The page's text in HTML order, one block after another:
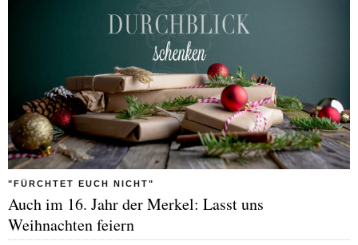
"FÜRCHTET EUCH NICHT"
Auch im 16. Jahr der Merkel: Lasst uns
Weihnachten feiern